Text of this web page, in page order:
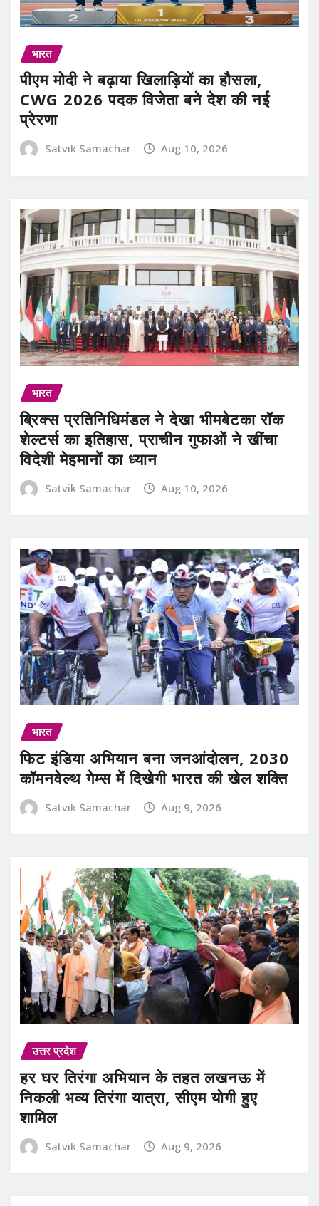
भारत
पीएम मोदी ने बढ़ाया खिलाड़ियों का हौसला,
CWG 2026 पदक विजेता बने देश की नई
प्रेरणा
Satvik Samachar Aug 10, 2026
भारत
ब्रिक्स प्रतिनिधिमंडल ने देखा भीमबेटका रॉक
शेल्टर्स का इतिहास, प्राचीन गुफाओं ने खींचा
विदेशी मेहमानों का ध्यान
Satvik Samachar Aug 10, 2026
भारत
फिट इंडिया अभियान बना जनआंदोलन, 2030
कॉमनवेल्थ गेम्स में दिखेगी भारत की खेल शक्ति
Satvik Samachar Aug 9, 2026
उत्तर प्रदेश
हर घर तिरंगा अभियान के तहत लखनऊ में
निकली भव्य तिरंगा यात्रा, सीएम योगी हुए
शामिल
Satvik Samachar Aug 9, 2026